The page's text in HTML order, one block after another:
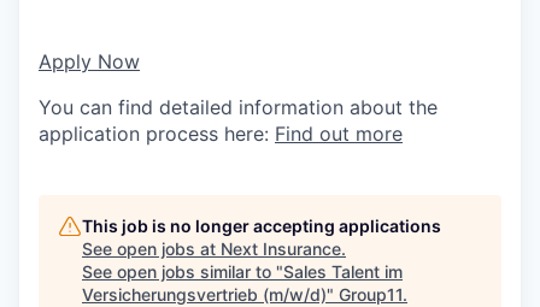
Apply Now
You can find detailed information about the
application process here: Find out more
This job is no longer accepting applications
See open jobs at Next Insurance.
See open jobs similar to "Sales Talent im
Versicherungsvertrieb (m/w/d)" Group11.